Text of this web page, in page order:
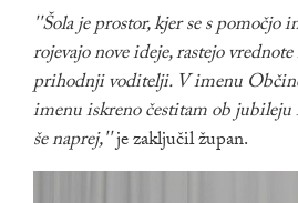
''Šola je prostor, kjer se s pomočjo
rojevajo nove ideje, rastejo
prihodnji voditelji. V imenu
imenu iskreno čestitam ob jubileju
še naprej,''je zaključil župan.